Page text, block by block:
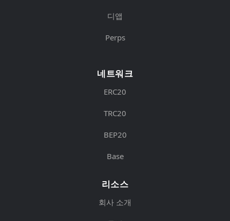
디앱
Perps
네트워크
ERC20
TRC20
BEP20
Base
리소스
회사 소개